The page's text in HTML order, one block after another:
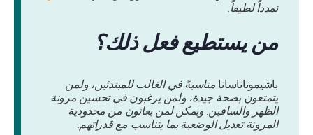
تمدداً لطيفاً.
من يستطيع فعل ذلك؟
باشيموتاناسانامناسبةً في الغالب للمبتدئين، ولمن
يتمتعون بصحة جيدة، ولمن يرغبون في تحسين مرونة
الظهر والساقين. ويمكن لمن يعانون من محدودية
المرونة تعديل الوضعية بما يتناسب مع قدراتهم.